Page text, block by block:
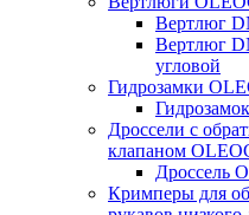
Вертлюг
Вертлюг
угловой
Гидрозамки
Дроссели с
клапаном
Дроссель
Кримперы для